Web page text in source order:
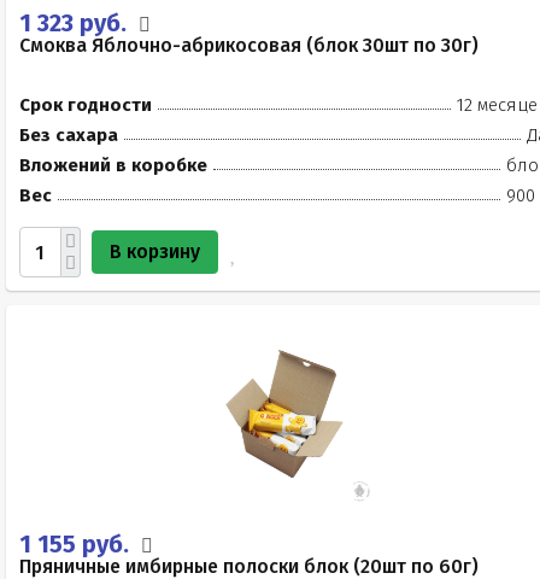
1 323 руб.
Смоква Яблочно-абрикосовая (блок 30шт по 30г)
Срок годности
12
Без сахара
Вложений в коробке
Вес
900
В корзину
1 155 руб.
Пряничные имбирные полоски блок (20шт по 60г)